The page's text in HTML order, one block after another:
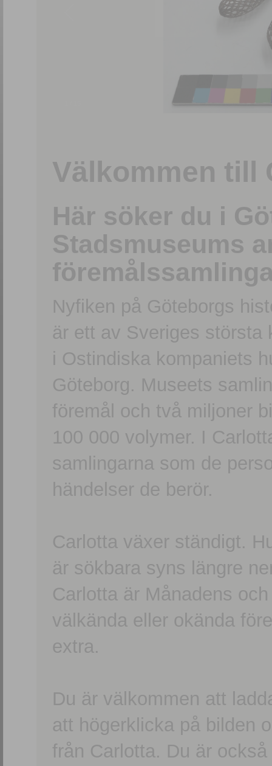
Välkommen till
Här söker du i
Stadsmuseums
Nyfiken på Göteborgs
är ett av Sveriges största
i Ostindiska kompaniets
Göteborg. Museets
föremål och två miljoner
100 000 volymer. I
samlingarna som de
händelser de berör.
Carlotta växer ständigt.
är sökbara syns längre
Carlotta är Månadens
välkända eller okända
extra.
Du är välkommen att
att högerklicka på bilden
från Carlotta. Du är